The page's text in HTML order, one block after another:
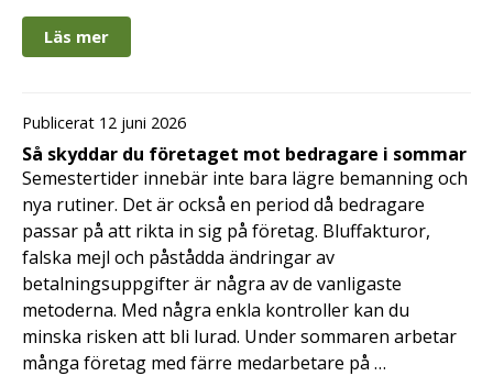
Läs mer
Publicerat 12 juni 2026
Så skyddar du företaget mot bedragare i sommar
Semestertider innebär inte bara lägre bemanning och
nya rutiner. Det är också en period då bedragare
passar på att rikta in sig på företag. Bluffakturor,
falska mejl och påstådda ändringar av
betalningsuppgifter är några av de vanligaste
metoderna. Med några enkla kontroller kan du
minska risken att bli lurad. Under sommaren arbetar
många företag med färre medarbetare på …